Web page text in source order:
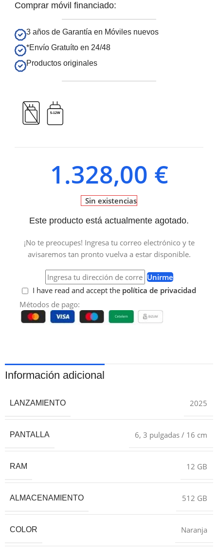
Comprar móvil financiado:
3 años de Garantía en Móviles nuevos
*Envío Gratuíto en 24/48
Productos originales
5-12W
1.328,00 €
Sin existencias
Este producto está actualmente agotado.
¡No te preocupes! Ingresa tu correo electrónico y te
avisaremos tan pronto vuelva a estar disponible.
Unirme
I have read and accept the política de privacidad
Métodos de pago:
Información adicional
LANZAMIENTO 2025
PANTALLA 6, 3 pulgadas / 16 cm
RAM 12 GB
ALMACENAMIENTO 512 GB
COLOR Naranja